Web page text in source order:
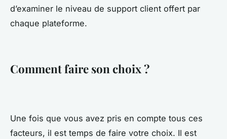
d’examiner le niveau de support client offert par
chaque plateforme.
Comment faire son choix ?
Une fois que vous avez pris en compte tous ces
facteurs, il est temps de faire votre choix. Il est